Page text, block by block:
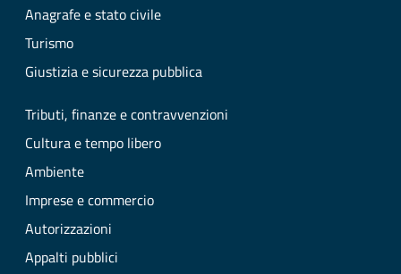
Anagrafe e stato civile
Turismo
Giustizia e sicurezza pubblica
Tributi, finanze e contravvenzioni
Cultura e tempo libero
Ambiente
Imprese e commercio
Autorizzazioni
Appalti pubblici